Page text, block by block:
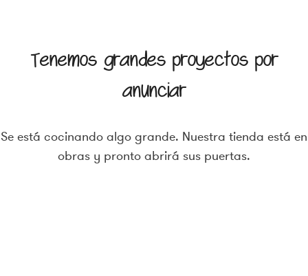
Tenemos grandes proyectos por
anunciar
Se está cocinando algo grande. Nuestra tienda está en
obras y pronto abrirá sus puertas.